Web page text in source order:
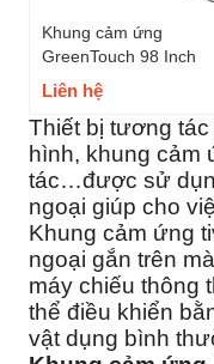
Khung cảm ứng
GreenTouch 98 Inch
Liên hệ
Thiết bị tương
hình, khung cảm
tác…được sử
ngoại giúp cho
Khung cảm ứng
ngoại gắn trên
máy chiếu thông
thể điều khiển
vật dụng bình